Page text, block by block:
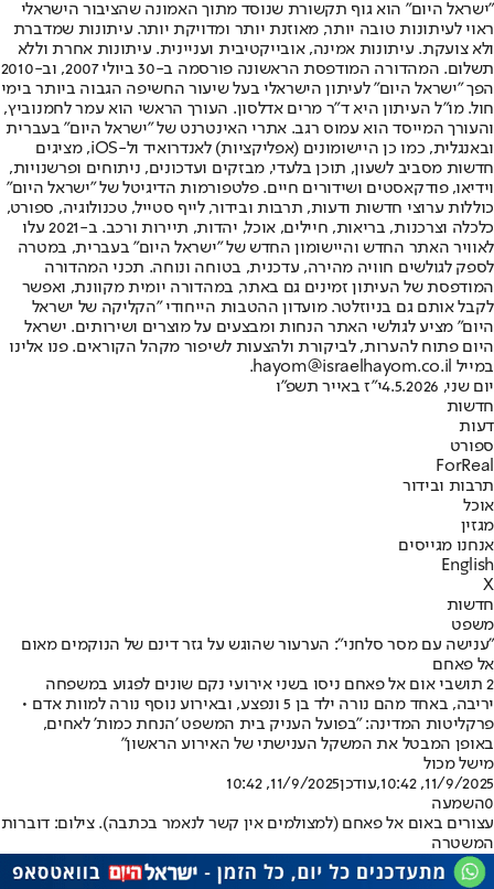
"ישראל היום" הוא גוף תקשורת שנוסד מתוך האמונה שהציבור הישראלי
ראוי לעיתונות טובה יותר, מאוזנת יותר ומדויקת יותר. עיתונות שמדברת
ולא צועקת. עיתונות אמינה, אובייקטיבית ועניינית. עיתונות אחרת וללא
תשלום. המהדורה המודפסת הראשונה פורסמה ב-30 ביולי 2007, וב-2010
הפך "ישראל היום" לעיתון הישראלי בעל שיעור החשיפה הגבוה ביותר בימי
חול. מו"ל העיתון היא ד"ר מרים אדלסון. העורך הראשי הוא עמר לחמנוביץ,
והעורך המייסד הוא עמוס רגב. אתרי האינטרנט של "ישראל היום" בעברית
ובאנגלית, כמו כן היישומונים (אפליקציות) לאנדרואיד ול-iOS, מציגים
חדשות מסביב לשעון, תוכן בלעדי, מבזקים ועדכונים, ניתוחים ופרשנויות,
וידיאו, פודקאסטים ושידורים חיים. פלטפורמות הדיגיטל של "ישראל היום"
כוללות ערוצי חדשות ודעות, תרבות ובידור, לייף סטייל, טכנולוגיה, ספורט,
כלכלה וצרכנות, בריאות, חיילים, אוכל, יהדות, תיירות ורכב. ב-2021 עלו
לאוויר האתר החדש והיישומון החדש של "ישראל היום" בעברית, במטרה
לספק לגולשים חוויה מהירה, עדכנית, בטוחה ונוחה. תכני המהדורה
המודפסת של העיתון זמינים גם באתר, במהדורה יומית מקוונת, ואפשר
לקבל אותם גם בניוזלטר. מועדון ההטבות הייחודי "הקליקה של ישראל
היום" מציע לגולשי האתר הנחות ומבצעים על מוצרים ושירותים. ישראל
היום פתוח להערות, לביקורת ולהצעות לשיפור מקהל הקוראים. פנו אלינו
במייל hayom@israelhayom.co.il.
יום שני, 4.5.2026
י"ז באייר תשפ"ו
חדשות
דעות
ספורט
ForReal
תרבות ובידור
אוכל
מגזין
אנחנו מגייסים
English
X
חדשות
משפט
"ענישה עם מסר סלחני": הערעור שהוגש על גזר דינם של הנוקמים מאום
אל פאחם
2 תושבי אום אל פאחם ניסו בשני אירועי נקם שונים לפגוע במשפחה
יריבה, באחד מהם נורה ילד בן 5 ונפצע, ובאירוע נוסף נורה למוות אדם •
פרקליטות המדינה: "בפועל העניק בית המשפט 'הנחת כמות' לאחים,
באופן המבטל את המשקל הענישתי של האירוע הראשון"
מישל מכול
11/9/2025, 10:42
,עודכן11/9/2025, 10:42
0השמעה
עצורים באום אל פאחם (למצולמים אין קשר לנאמר בכתבה). צילום: דוברות
המשטרה